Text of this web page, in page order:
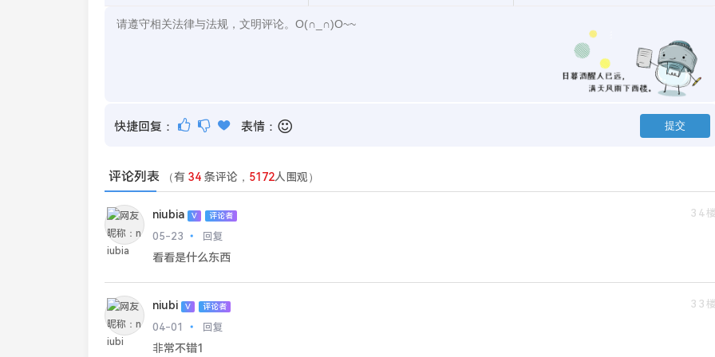
快捷回复： 表情：
评论列表 （有 34条评论， 5172人围观）
niubia V 评论者
34
05-23
回复
看看是什么东西
niubi V 评论者
33
04-01
回复
非常不错1